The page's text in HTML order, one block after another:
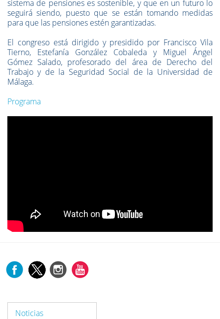
sistema de pensiones es sostenible, y que en un futuro lo
seguirá siendo, puesto que se están tomando medidas
para que las pensiones estén garantizadas.
El congreso está dirigido y presidido por Francisco Vila
Tierno, Estefanía González Cobaleda y Miguel Ángel
Gómez Salado, profesorado del área de Derecho del
Trabajo y de la Seguridad Social de la Universidad de
Málaga.
Programa
Noticias